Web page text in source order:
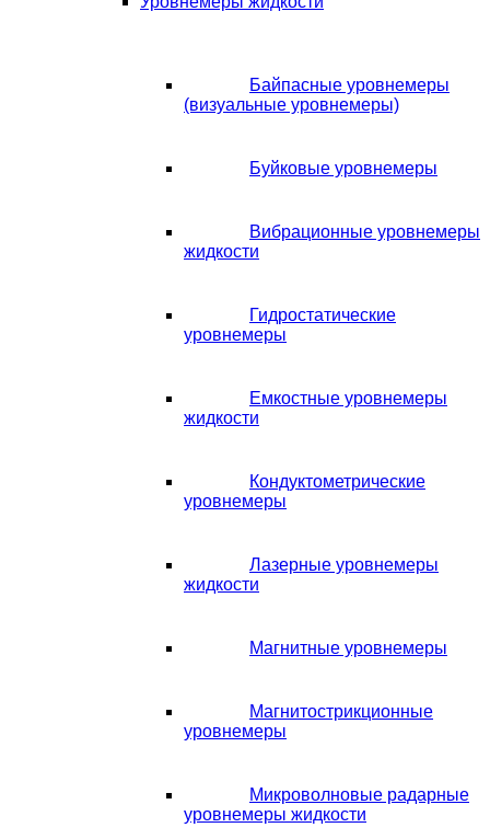
Байпасные уровнемеры
(визуальные уровнемеры)
Буйковые уровнемеры
Вибрационные уровнемеры
жидкости
Гидростатические
уровнемеры
Емкостные уровнемеры
жидкости
Кондуктометрические
уровнемеры
Лазерные уровнемеры
жидкости
Магнитные уровнемеры
Магнитострикционные
уровнемеры
Микроволновые радарные
уровнемеры жидкости